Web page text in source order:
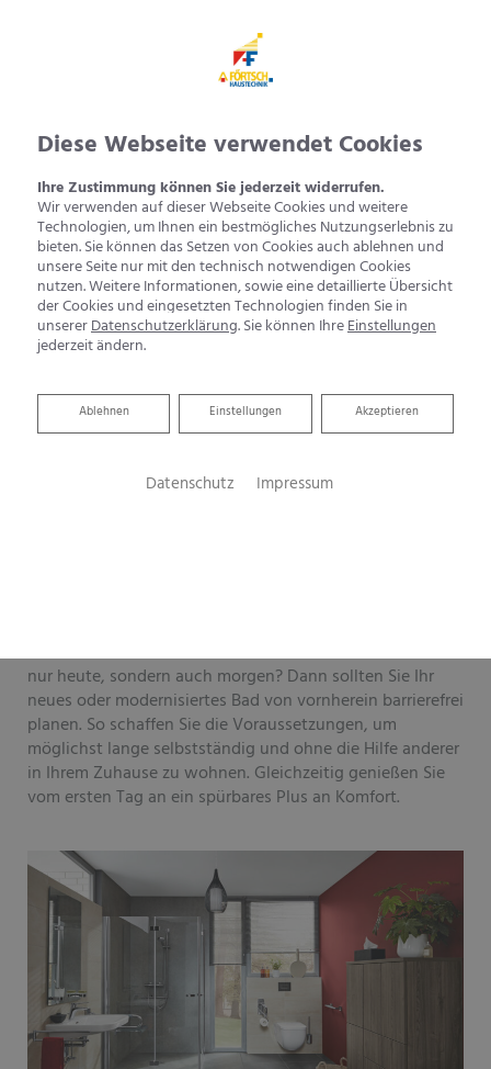
Sie möchten sich in Ihrem Bad rundum wohlfühlen? Nicht
nur heute, sondern auch morgen? Dann sollten Sie Ihr
neues oder modernisiertes Bad von vornherein barrierefrei
planen. So schaffen Sie die Voraussetzungen, um
möglichst lange selbstständig und ohne die Hilfe anderer
in Ihrem Zuhause zu wohnen. Gleichzeitig genießen Sie
vom ersten Tag an ein spürbares Plus an Komfort.
Diese Webseite verwendet Cookies
Ihre Zustimmung können Sie jederzeit widerrufen.
Wir verwenden auf dieser Webseite Cookies und weitere
Technologien, um Ihnen ein bestmögliches Nutzungserlebnis zu
bieten. Sie können das Setzen von Cookies auch ablehnen und
unsere Seite nur mit den technisch notwendigen Cookies
nutzen. Weitere Informationen, sowie eine detaillierte Übersicht
der Cookies und eingesetzten Technologien finden Sie in
unsererDatenschutzerklärung. Sie können IhreEinstellungen
jederzeit ändern.
Akzeptieren
Einstellungen
Ablehnen
Ablehnen
Datenschutz Impressum